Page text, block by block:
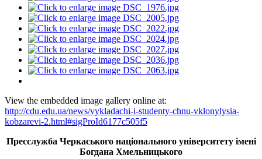
View the embedded image gallery online at:
http://cdu.edu.ua/news/vykladachi-i-studenty-chnu-vklonylysia-
kobzarevi-2.html#sigProId6177c505f5
Пресслужба Черкаського національного університету імені
Богдана Хмельницького